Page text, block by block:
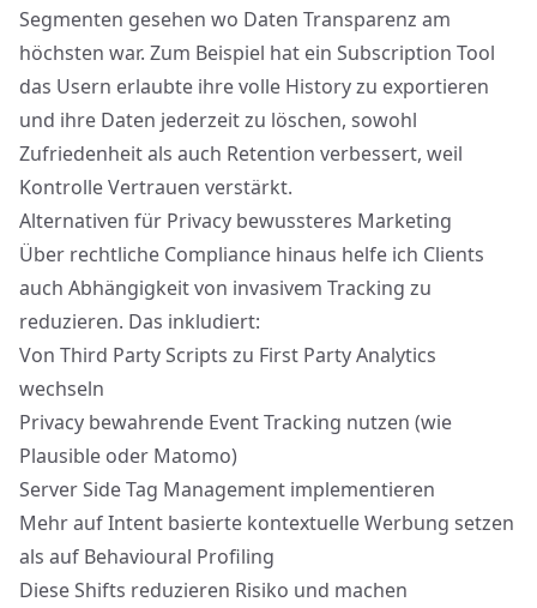
Segmenten gesehen wo Daten Transparenz am
höchsten war. Zum Beispiel hat ein Subscription Tool
das Usern erlaubte ihre volle History zu exportieren
und ihre Daten jederzeit zu löschen, sowohl
Zufriedenheit als auch Retention verbessert, weil
Kontrolle Vertrauen verstärkt.
Alternativen für Privacy bewussteres Marketing
Über rechtliche Compliance hinaus helfe ich Clients
auch Abhängigkeit von invasivem Tracking zu
reduzieren. Das inkludiert:
Von Third Party Scripts zu First Party Analytics
wechseln
Privacy bewahrende Event Tracking nutzen (wie
Plausible oder Matomo)
Server Side Tag Management implementieren
Mehr auf Intent basierte kontextuelle Werbung setzen
als auf Behavioural Profiling
Diese Shifts reduzieren Risiko und machen